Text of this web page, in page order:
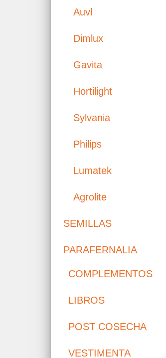
Auvl
Dimlux
Gavita
Hortilight
Sylvania
Philips
Lumatek
Agrolite
SEMILLAS
PARAFERNALIA
COMPLEMENTOS
LIBROS
POST COSECHA
VESTIMENTA